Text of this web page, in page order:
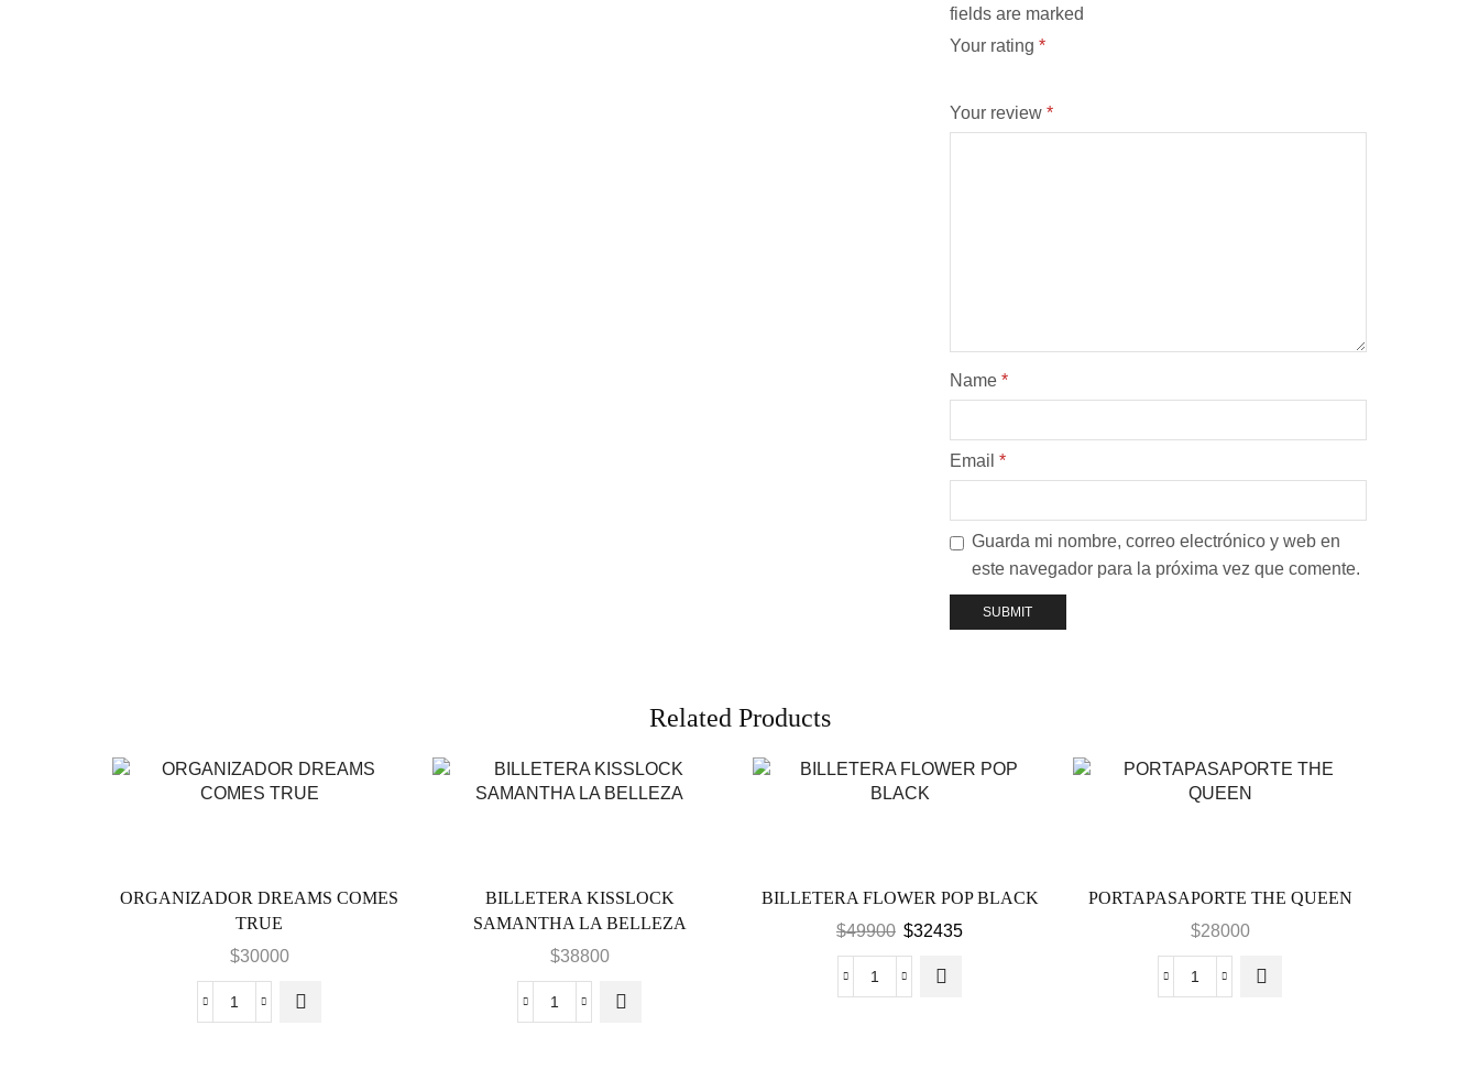
fields are marked
Your rating *
Your review *
Name *
Email *
Guarda mi nombre, correo electrónico y web en
este navegador para la próxima vez que comente.
Related Products
ORGANIZADOR DREAMS COMES
TRUE
$30000
ORGANIZADOR
BILLETERA KISSLOCK
SAMANTHA LA BELLEZA
$38800
BILLETERA
BILLETERA FLOWER POP BLACK
$49900 El
precio
original
$32435El
BILLETERA
PORTAPASAPORTE THE QUEEN
$28000
PORTAPASAPORTE